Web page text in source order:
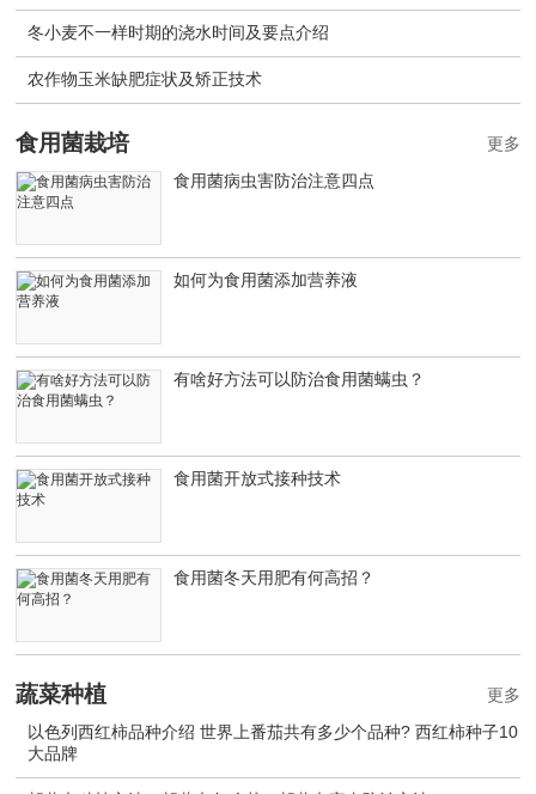
冬小麦不一样时期的浇水时间及要点介绍
农作物玉米缺肥症状及矫正技术
食用菌栽培
食用菌病虫害防治注意四点
如何为食用菌添加营养液
有啥好方法可以防治食用菌螨虫？
食用菌开放式接种技术
食用菌冬天用肥有何高招？
更多
蔬菜种植
以色列西红柿品种介绍 世界上番茄共有多少个品种? 西红柿种子10
大品牌
更多